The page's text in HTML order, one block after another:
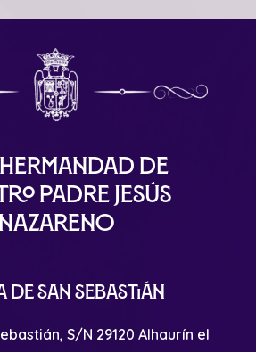
de
Padre Jesús
Nazareno
de San Sebastián
S/N 29120 Alhaurín el